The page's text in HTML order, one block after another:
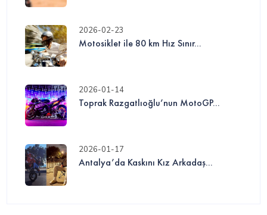
2026-02-23
Motosiklet ile 80 km Hız Sınır...
2026-01-14
Toprak Razgatlıoğlu’nun MotoGP...
2026-01-17
Antalya’da Kaskını Kız Arkadaş...